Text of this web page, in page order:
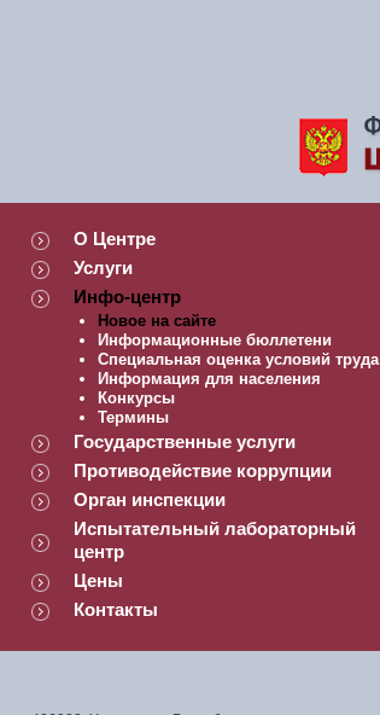
О Центре
Услуги
Инфо-центр
Новое на сайте
Информационные бюллетени
Специальная оценка условий труда
Информация для населения
Конкурсы
Термины
Государственные услуги
Противодействие коррупции
Орган инспекции
Испытательный лабораторный
центр
Цены
Контакты